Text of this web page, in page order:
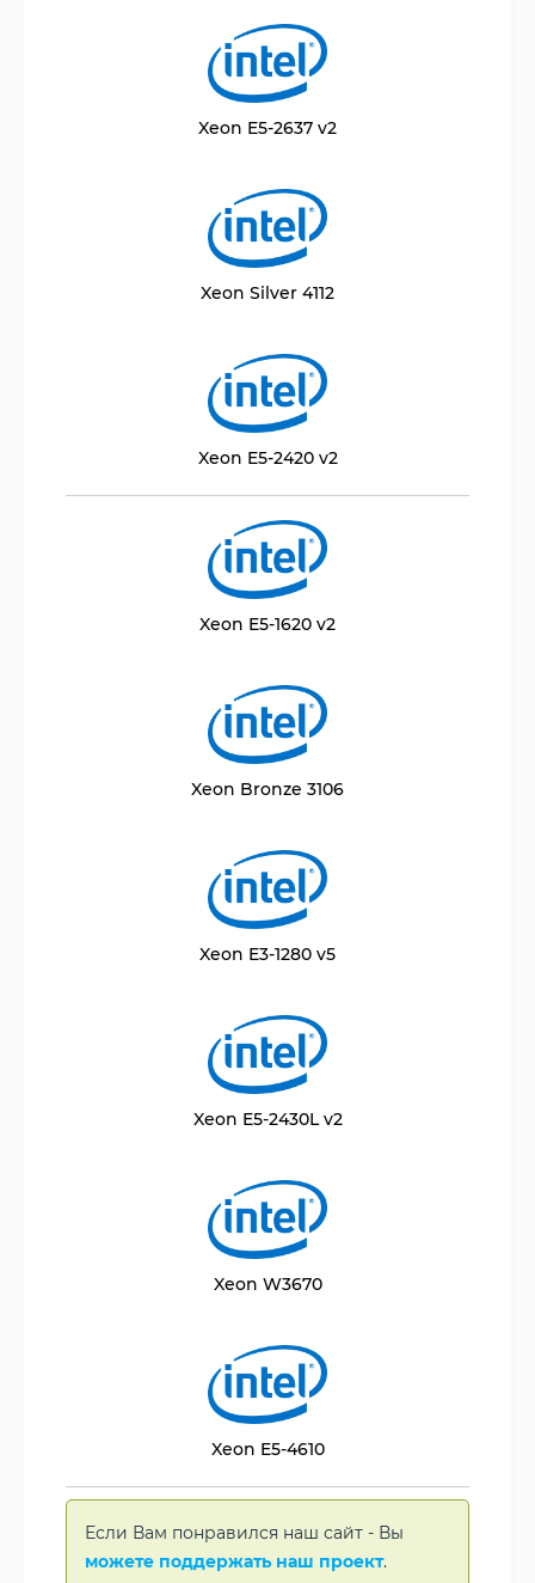
Xeon E5-2637 v2
Xeon Silver 4112
Xeon E5-2420 v2
Xeon E5-1620 v2
Xeon Bronze 3106
Xeon E3-1280 v5
Xeon E5-2430L v2
Xeon W3670
Xeon E5-4610
Если Вам понравился наш сайт - Вы
можете поддержать наш проект.